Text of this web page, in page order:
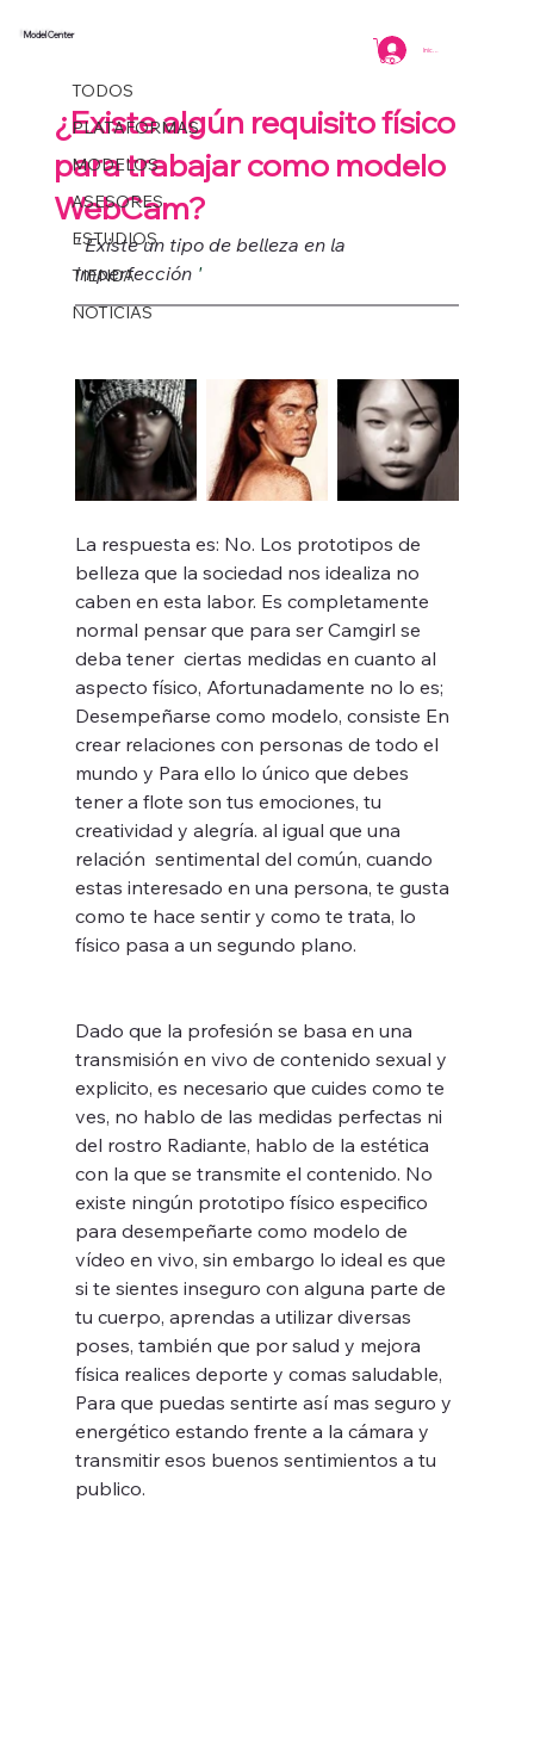
Iniciar sesión
Model Center
TODOS
PLATAFORMAS
MODELOS
ASESORES
ESTUDIOS
TIENDA
NOTICIAS
TODOS
¿Existe algún requisito físico
para trabajar como modelo
WebCam?
Model Center
' Existe un tipo de belleza en la
imperfección '
La respuesta es: No. Los prototipos de
belleza que la sociedad nos idealiza no
caben en esta labor. Es completamente
normal pensar que para ser Camgirl se
deba tener  ciertas medidas en cuanto al
aspecto físico, Afortunadamente no lo es;
Desempeñarse como modelo, consiste En
crear relaciones con personas de todo el
mundo y Para ello lo único que debes
tener a flote son tus emociones, tu
creatividad y alegría. al igual que una
relación  sentimental del común, cuando
estas interesado en una persona, te gusta
como te hace sentir y como te trata, lo
físico pasa a un segundo plano.
Dado que la profesión se basa en una
transmisión en vivo de contenido sexual y
explicito, es necesario que cuides como te
ves, no hablo de las medidas perfectas ni
del rostro Radiante, hablo de la estética
con la que se transmite el contenido. No
existe ningún prototipo físico especifico
para desempeñarte como modelo de
vídeo en vivo, sin embargo lo ideal es que
si te sientes inseguro con alguna parte de
tu cuerpo, aprendas a utilizar diversas
poses, también que por salud y mejora
física realices deporte y comas saludable,
Para que puedas sentirte así mas seguro y
energético estando frente a la cámara y
transmitir esos buenos sentimientos a tu
publico.